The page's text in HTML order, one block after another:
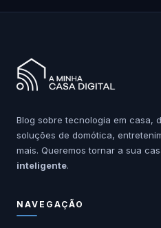
Blog sobre tecnologia em casa,
soluções de domótica,
mais. Queremos tornar a sua
inteligente.
NAVEGAÇÃO